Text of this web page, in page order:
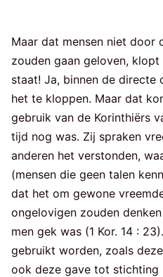
Maar dat mensen niet door
zouden gaan geloven,
staat! Ja, binnen de directe
het te kloppen. Maar dat
gebruik van de Korinthiërs
tijd nog was. Zij spraken
anderen het verstonden,
(mensen die geen talen
dat het om gewone
ongelovigen zouden
men gek was (1 Kor. 14 :
gebruikt worden, zoals
ook deze gave tot stichting